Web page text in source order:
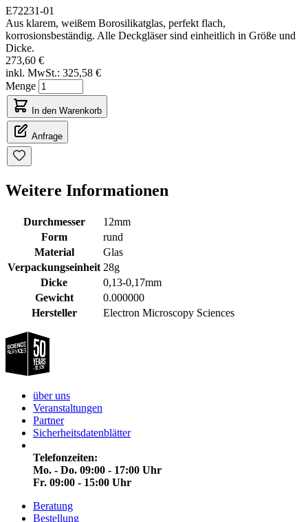
E72231-01
Aus klarem, weißem Borosilikatglas, perfekt flach,
korrosionsbeständig. Alle Deckgläser sind einheitlich in Größe und
Dicke.
273,60 €
inkl. MwSt.: 325,58 €
Menge
In den Warenkorb
Anfrage
Weitere Informationen
Durchmesser
12mm
Form
rund
Material
Glas
Verpackungseinheit 28g
Dicke
0,13-0,17mm
Gewicht
0.000000
Hersteller
Electron Microscopy Sciences
über uns
Veranstaltungen
Partner
Sicherheitsdatenblätter
Telefonzeiten:
Mo. - Do. 09:00 - 17:00 Uhr
Fr. 09:00 - 15:00 Uhr
Beratung
Bestellung